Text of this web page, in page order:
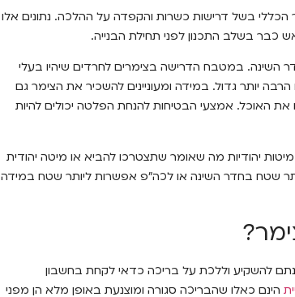
הכללי בשל דרישות כשרות והקפדה על ההלכה. נתונים אלו
כבר בשלב התכנון לפני תחילת הבנייה.
השינה. במטבח הדרישה בצימרים לחרדים שיהיו בעלי
גדול. במידה ומעוניינים להשכיר את הצימר גם
האוכל. אמצעי הבטיחות להנחת הפלטה יכולים להיות
יהודיות מה שאומר שתצטרכו להביא או מיטה יהודית
שטח בחדר השינה או לכה"פ אפשרות ליותר שטח במידה
להשקיע וללכת על בריכה כדאי לקחת בחשבון
הינם כאלו שהבריכה סגורה ומוצנעת באופן מלא הן מפני